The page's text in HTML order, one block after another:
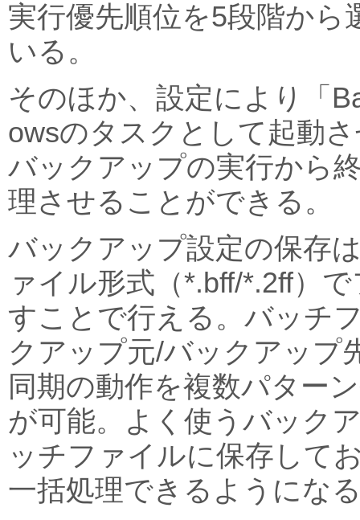
実行優先順位を5段階から
いる。
そのほか、設定により「
owsのタスクとして起動
バックアップの実行から
理させることができる。
バックアップ設定の保存
ァイル形式（*.bff/*.2ff）
すことで行える。バッチ
クアップ元/バックアップ
同期の動作を複数パター
が可能。よく使うバック
ッチファイルに保存して
一括処理できるようにな